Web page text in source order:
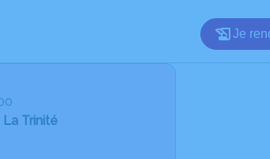
Je
La Trinité